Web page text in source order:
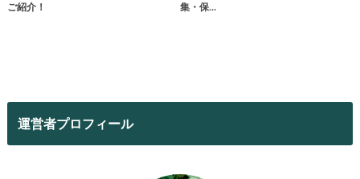
ご紹介！
集・保…
運営者プロフィール